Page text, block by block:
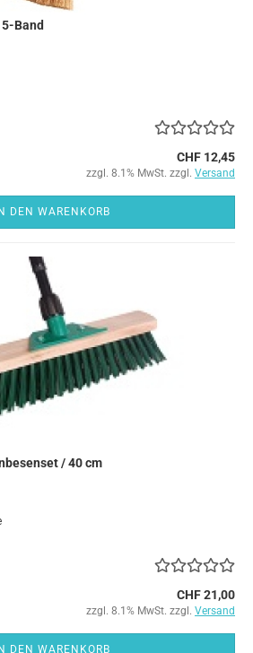
Band
CHF 12,45
zzgl. 8.1% MwSt. zzgl. Versand
IN DEN WARENKORB
/ 40 cm
CHF 21,00
zzgl. 8.1% MwSt. zzgl. Versand
IN DEN WARENKORB